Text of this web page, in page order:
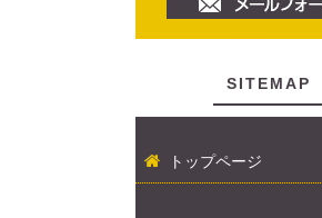
SITEMAP
トップページ